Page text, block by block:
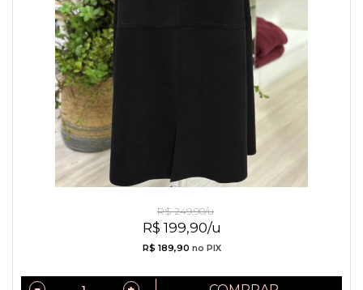
R$ 199,90/u
R$ 249,90/u
R$ 189,90 no PIX